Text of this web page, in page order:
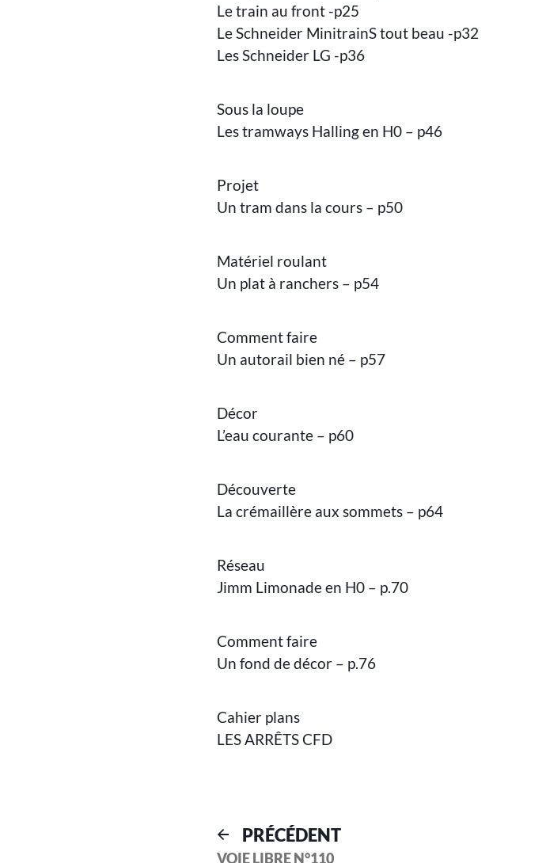
Le train au front -p25
Le Schneider MinitrainS tout beau -p32
Les Schneider LG -p36
Sous la loupe
Les tramways Halling en H0 – p46
Projet
Un tram dans la cours – p50
Matériel roulant
Un plat à ranchers – p54
Comment faire
Un autorail bien né – p57
Décor
L’eau courante – p60
Découverte
La crémaillère aux sommets – p64
Réseau
Jimm Limonade en H0 – p.70
Comment faire
Un fond de décor – p.76
Cahier plans
LES ARRÊTS CFD
PRÉCÉDENT
VOIE LIBRE N°110